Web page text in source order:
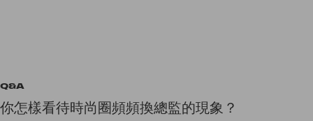
Q&A
你怎樣看待時尚圈頻頻換總監的現象？